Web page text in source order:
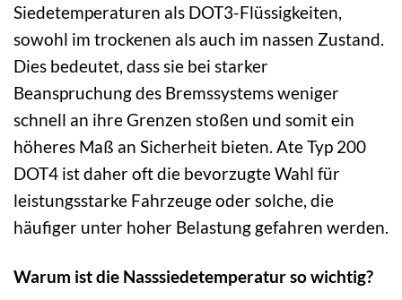
Siedetemperaturen als DOT3-Flüssigkeiten,
sowohl im trockenen als auch im nassen Zustand.
Dies bedeutet, dass sie bei starker
Beanspruchung des Bremssystems weniger
schnell an ihre Grenzen stoßen und somit ein
höheres Maß an Sicherheit bieten. Ate Typ 200
DOT4 ist daher oft die bevorzugte Wahl für
leistungsstarke Fahrzeuge oder solche, die
häufiger unter hoher Belastung gefahren werden.
Warum ist die Nasssiedetemperatur so wichtig?